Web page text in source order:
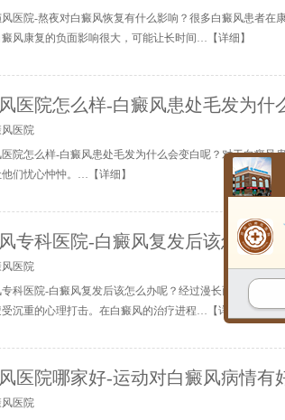
医院-熬夜对白癜风恢复有什么影响？很多白癜风患者
风康复的负面影响很大，可能让长时间…【详细 】
医院怎么样-白癜风患处毛发为什
医院
院怎么样-白癜风患处毛发为什么会变白呢？对于白癜
他们忧心忡忡。…【详细 】
专科医院-白癜风复发后该怎么办
医院
科医院-白癜风复发后该怎么办呢？经过漫长而艰辛的治
沉重的心理打击。在白癜风的治疗进程…【详细
医院哪家好-运动对白癜风病情有
医院